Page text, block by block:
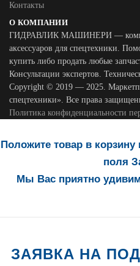
Контакты
О КОМПАНИИ
ГИДРАВЛИК МАШИНЕРИ —
аксессуаров для спецтехники.
купить либо продать любые
Консультации экспертов.
Copyright © 2019 — 2025.
спецтехники». Все права
Политика конфиденциальности
Положите товар в
поля
Мы Вас приятно
ЗАЯВКА НА